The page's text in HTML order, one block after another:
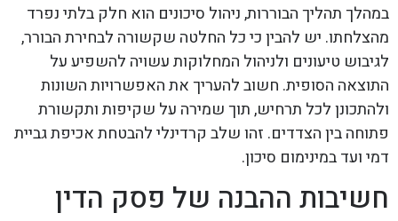
במהלך תהליך הבוררות, ניהול סיכונים הוא חלק בלתי נפרד
מהצלחתו. יש להבין כי כל החלטה שקשורה לבחירת הבורר,
לגיבוש טיעונים ולניהול המחלוקות עשויה להשפיע על
התוצאה הסופית. חשוב להעריך את האפשרויות השונות
ולהתכונן לכל תרחיש, תוך שמירה על שקיפות ותקשורת
פתוחה בין הצדדים. זהו שלב קרדינלי להבטחת אכיפת גביית
דמי ועד במינימום סיכון.
חשיבות ההבנה של פסק הדין